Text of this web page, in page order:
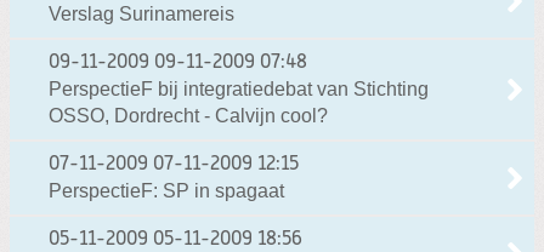
Verslag Surinamereis
09-11-2009 09-11-2009 07:48
PerspectieF bij integratiedebat van Stichting
OSSO, Dordrecht - Calvijn cool?
07-11-2009 07-11-2009 12:15
PerspectieF: SP in spagaat
05-11-2009 05-11-2009 18:56